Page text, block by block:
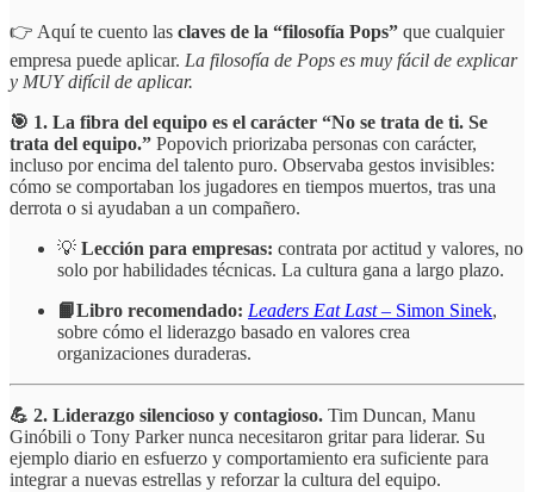
👉 Aquí te cuento las claves de la “filosofía Pops” que cualquier
empresa puede aplicar. La filosofía de Pops es muy fácil de explicar
y MUY difícil de aplicar.
🎯 1. La fibra del equipo es el carácter “No se trata de ti. Se
trata del equipo.” Popovich priorizaba personas con carácter,
incluso por encima del talento puro. Observaba gestos invisibles:
cómo se comportaban los jugadores en tiempos muertos, tras una
derrota o si ayudaban a un compañero.
💡 Lección para empresas: contrata por actitud y valores, no
solo por habilidades técnicas. La cultura gana a largo plazo.
📙Libro recomendado: Leaders Eat Last– Simon Sinek,
sobre cómo el liderazgo basado en valores crea
organizaciones duraderas.
💪 2. Liderazgo silencioso y contagioso. Tim Duncan, Manu
Ginóbili o Tony Parker nunca necesitaron gritar para liderar. Su
ejemplo diario en esfuerzo y comportamiento era suficiente para
integrar a nuevas estrellas y reforzar la cultura del equipo.